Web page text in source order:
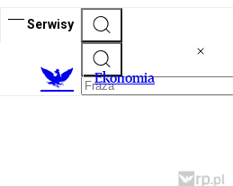
Serwisy
Ekonomia